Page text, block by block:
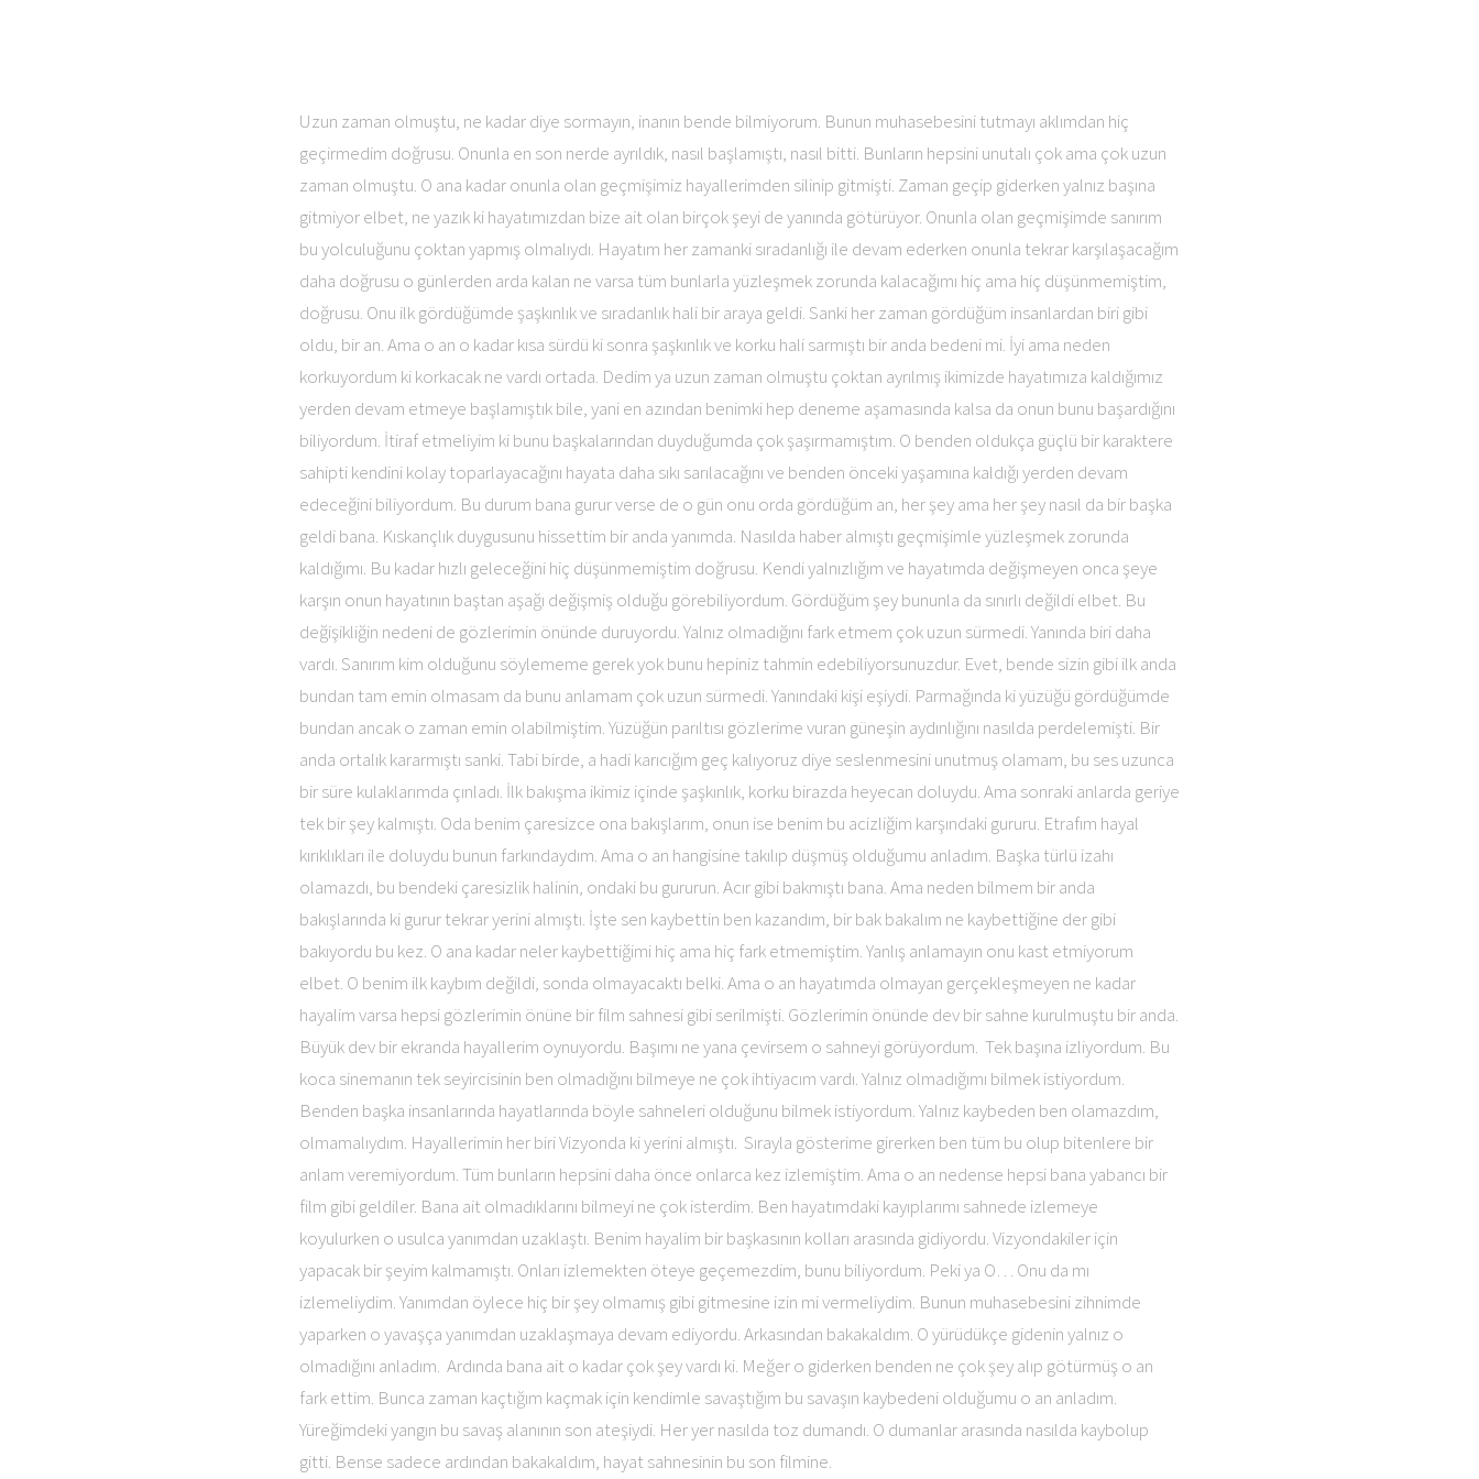
Uzun zaman olmuştu, ne kadar diye sormayın, inanın bende bilmiyorum. Bunun muhasebesini tutmayı aklımdan hiç
geçirmedim doğrusu. Onunla en son nerde ayrıldık, nasıl başlamıştı, nasıl bitti. Bunların hepsini unutalı çok ama çok uzun
zaman olmuştu. O ana kadar onunla olan geçmişimiz hayallerimden silinip gitmişti. Zaman geçip giderken yalnız başına
gitmiyor elbet, ne yazık ki hayatımızdan bize ait olan birçok şeyi de yanında götürüyor. Onunla olan geçmişimde sanırım
bu yolculuğunu çoktan yapmış olmalıydı. Hayatım her zamanki sıradanlığı ile devam ederken onunla tekrar karşılaşacağım
daha doğrusu o günlerden arda kalan ne varsa tüm bunlarla yüzleşmek zorunda kalacağımı hiç ama hiç düşünmemiştim,
doğrusu. Onu ilk gördüğümde şaşkınlık ve sıradanlık hali bir araya geldi. Sanki her zaman gördüğüm insanlardan biri gibi
oldu, bir an. Ama o an o kadar kısa sürdü ki sonra şaşkınlık ve korku hali sarmıştı bir anda bedeni mi. İyi ama neden
korkuyordum ki korkacak ne vardı ortada. Dedim ya uzun zaman olmuştu çoktan ayrılmış ikimizde hayatımıza kaldığımız
yerden devam etmeye başlamıştık bile, yani en azından benimki hep deneme aşamasında kalsa da onun bunu başardığını
biliyordum. İtiraf etmeliyim ki bunu başkalarından duyduğumda çok şaşırmamıştım. O benden oldukça güçlü bir karaktere
sahipti kendini kolay toparlayacağını hayata daha sıkı sarılacağını ve benden önceki yaşamına kaldığı yerden devam
edeceğini biliyordum. Bu durum bana gurur verse de o gün onu orda gördüğüm an, her şey ama her şey nasıl da bir başka
geldi bana. Kıskançlık duygusunu hissettim bir anda yanımda. Nasılda haber almıştı geçmişimle yüzleşmek zorunda
kaldığımı. Bu kadar hızlı geleceğini hiç düşünmemiştim doğrusu. Kendi yalnızlığım ve hayatımda değişmeyen onca şeye
karşın onun hayatının baştan aşağı değişmiş olduğu görebiliyordum. Gördüğüm şey bununla da sınırlı değildi elbet. Bu
değişikliğin nedeni de gözlerimin önünde duruyordu. Yalnız olmadığını fark etmem çok uzun sürmedi. Yanında biri daha
vardı. Sanırım kim olduğunu söylememe gerek yok bunu hepiniz tahmin edebiliyorsunuzdur. Evet, bende sizin gibi ilk anda
bundan tam emin olmasam da bunu anlamam çok uzun sürmedi. Yanındaki kişi eşiydi. Parmağında ki yüzüğü gördüğümde
bundan ancak o zaman emin olabilmiştim. Yüzüğün parıltısı gözlerime vuran güneşin aydınlığını nasılda perdelemişti. Bir
anda ortalık kararmıştı sanki. Tabi birde, a hadi karıcığım geç kalıyoruz diye seslenmesini unutmuş olamam, bu ses uzunca
bir süre kulaklarımda çınladı. İlk bakışma ikimiz içinde şaşkınlık, korku birazda heyecan doluydu. Ama sonraki anlarda geriye
tek bir şey kalmıştı. Oda benim çaresizce ona bakışlarım, onun ise benim bu acizliğim karşındaki gururu. Etrafım hayal
kırıklıkları ile doluydu bunun farkındaydım. Ama o an hangisine takılıp düşmüş olduğumu anladım. Başka türlü izahı
olamazdı, bu bendeki çaresizlik halinin, ondaki bu gururun. Acır gibi bakmıştı bana. Ama neden bilmem bir anda
bakışlarında ki gurur tekrar yerini almıştı. İşte sen kaybettin ben kazandım, bir bak bakalım ne kaybettiğine der gibi
bakıyordu bu kez. O ana kadar neler kaybettiğimi hiç ama hiç fark etmemiştim. Yanlış anlamayın onu kast etmiyorum
elbet. O benim ilk kaybım değildi, sonda olmayacaktı belki. Ama o an hayatımda olmayan gerçekleşmeyen ne kadar
hayalim varsa hepsi gözlerimin önüne bir film sahnesi gibi serilmişti. Gözlerimin önünde dev bir sahne kurulmuştu bir anda.
Büyük dev bir ekranda hayallerim oynuyordu. Başımı ne yana çevirsem o sahneyi görüyordum. Tek başına izliyordum. Bu
koca sinemanın tek seyircisinin ben olmadığını bilmeye ne çok ihtiyacım vardı. Yalnız olmadığımı bilmek istiyordum.
Benden başka insanlarında hayatlarında böyle sahneleri olduğunu bilmek istiyordum. Yalnız kaybeden ben olamazdım,
olmamalıydım. Hayallerimin her biri Vizyonda ki yerini almıştı. Sırayla gösterime girerken ben tüm bu olup bitenlere bir
anlam veremiyordum. Tüm bunların hepsini daha önce onlarca kez izlemiştim. Ama o an nedense hepsi bana yabancı bir
film gibi geldiler. Bana ait olmadıklarını bilmeyi ne çok isterdim. Ben hayatımdaki kayıplarımı sahnede izlemeye
koyulurken o usulca yanımdan uzaklaştı. Benim hayalim bir başkasının kolları arasında gidiyordu. Vizyondakiler için
yapacak bir şeyim kalmamıştı. Onları izlemekten öteye geçemezdim, bunu biliyordum. Peki ya O… Onu da mı
izlemeliydim. Yanımdan öylece hiç bir şey olmamış gibi gitmesine izin mi vermeliydim. Bunun muhasebesini zihnimde
yaparken o yavaşça yanımdan uzaklaşmaya devam ediyordu. Arkasından bakakaldım. O yürüdükçe gidenin yalnız o
olmadığını anladım. Ardında bana ait o kadar çok şey vardı ki. Meğer o giderken benden ne çok şey alıp götürmüş o an
fark ettim. Bunca zaman kaçtığım kaçmak için kendimle savaştığım bu savaşın kaybedeni olduğumu o an anladım.
Yüreğimdeki yangın bu savaş alanının son ateşiydi. Her yer nasılda toz dumandı. O dumanlar arasında nasılda kaybolup
gitti. Bense sadece ardından bakakaldım, hayat sahnesinin bu son filmine.